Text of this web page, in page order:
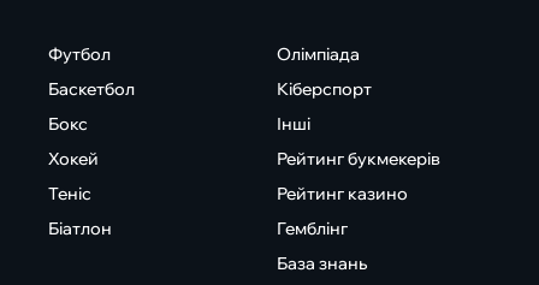
Футбол
Баскетбол
Бокс
Хокей
Теніс
Біатлон
Олімпіада
Кіберспорт
Інші
Рейтинг букмекерів
Рейтинг казино
Гемблінг
База знань